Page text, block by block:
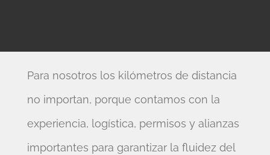
Para nosotros los kilómetros de distancia
no importan, porque contamos con la
experiencia, logística, permisos y alianzas
importantes para garantizar la fluidez del